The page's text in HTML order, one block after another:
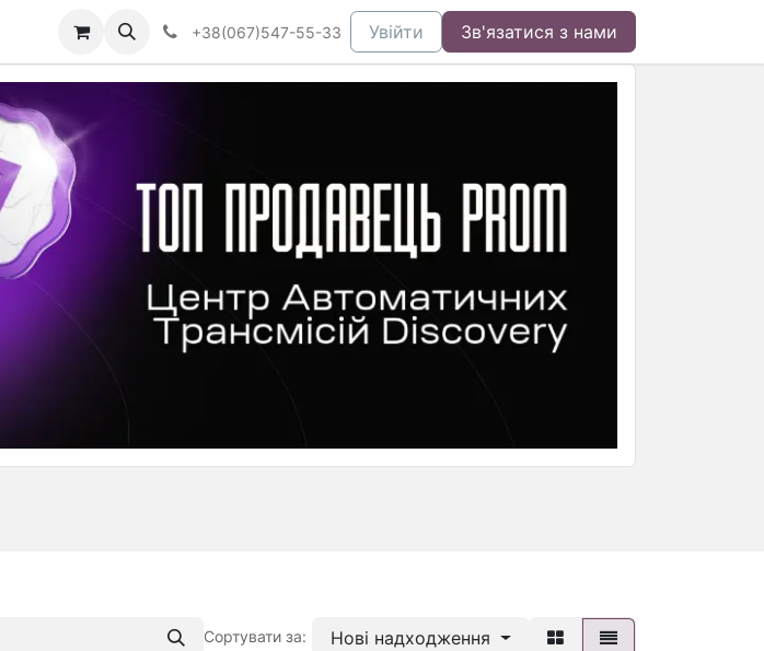
+38(067)547-55-33 Увійти Зв'язатися з нами
Сортувати за: Нові надходження